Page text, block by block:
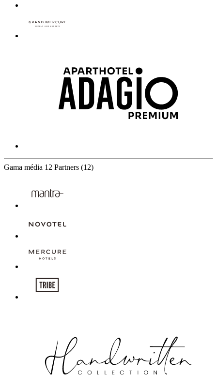
Gama média 12 Partners (12)